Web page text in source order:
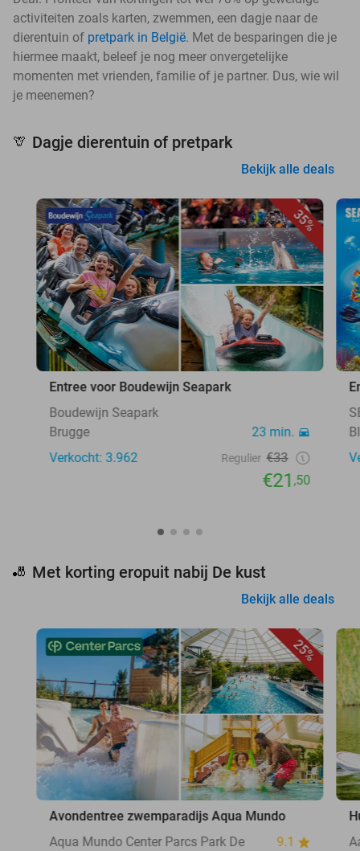
activiteiten zoals karten, zwemmen, een dagje naar de
dierentuin of pretpark in België. Met de besparingen die je
hiermee maakt, beleef je nog meer onvergetelijke
momenten met vrienden, familie of je partner. Dus, wie wil
je meenemen?
🦒 Dagje dierentuin of pretpark
Bekijk alle deals
35%
Entree voor Boudewijn Seapark
Boudewijn Seapark
Brugge
23 min.
Verkocht: 3.962
Regulier €33
€21,50
🎳 Met korting eropuit nabij De kust
Bekijk alle deals
25%
Avondentree zwemparadijs Aqua Mundo
Aqua Mundo Center Parcs Park De
9.1